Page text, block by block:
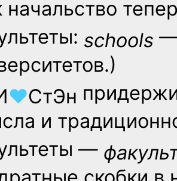
начальство
schools —
♥СтЭн
и
—